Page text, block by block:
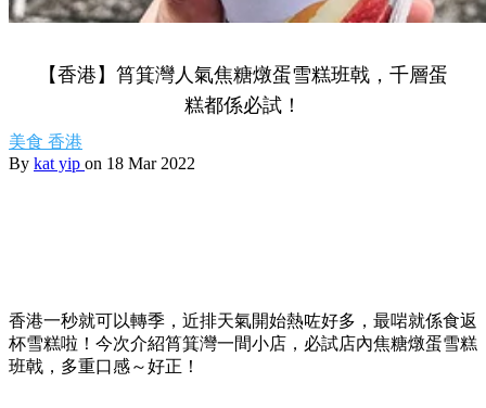
【香港】筲箕灣人氣焦糖燉蛋雪糕班戟，千層蛋
糕都係必試！
美食 香港
By kat yip on 18 Mar 2022
香港一秒就可以轉季，近排天氣開始熱咗好多，最啱就係食返
杯雪糕啦！今次介紹筲箕灣一間小店，必試店內焦糖燉蛋雪糕
班戟，多重口感～好正！